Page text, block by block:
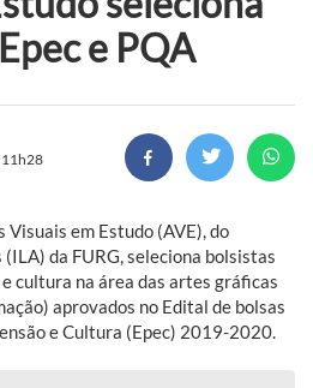
e PQA
em Estudo (AVE), do
da FURG, seleciona bolsistas
cultura na área das artes gráficas
aprovados no Edital de bolsas
e Cultura (Epec) 2019-2020.